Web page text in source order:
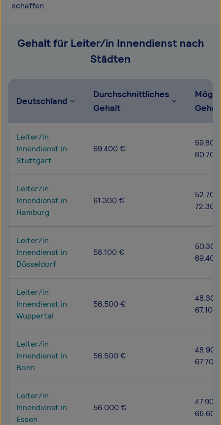
schaffen.
Gehalt für Leiter/in Innendienst nach
Städten
Deutschland
Durchschnittliches
Gehalt
Leiter/in
Innendienst in
Stuttgart
69.400 €
Leiter/in
Innendienst in
Hamburg
61.300 €
Leiter/in
Innendienst in
Düsseldorf
58.100 €
Leiter/in
Innendienst in
Wuppertal
56.500 €
67.100
Leiter/in
Innendienst in
Bonn
56.500 €
Leiter/in
Innendienst in
Essen
56.000 €